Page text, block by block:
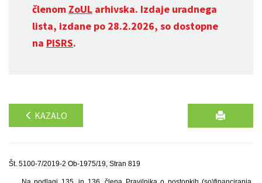
členom ZoUL arhivska. Izdaje uradnega
lista, izdane po 28.2.2026, so dostopne
na PISRS.
KAZALO
Št. 5100-7/2019-2 Ob-1975/19, Stran 819